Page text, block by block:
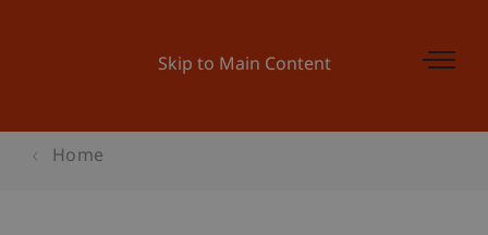
Skip to Main Content
Home